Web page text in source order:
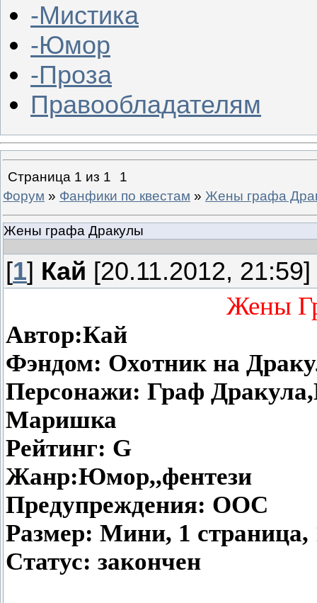
-Мистика
-Юмор
-Проза
Правообладателям
Страница 1 из 1
1
Форум » Фанфики по квестам » Жены графа
Жены графа Дракулы
[1] Кай [20.11.2012, 21:59]
Жены
Автор:Кай
Фэндом: Охотник на
Персонажи: Граф
Маришка
Рейтинг: G
Жанр:Юмор,,фентези
Предупреждения: OOC
Размер: Мини, 1 страница,
Статус: закончен